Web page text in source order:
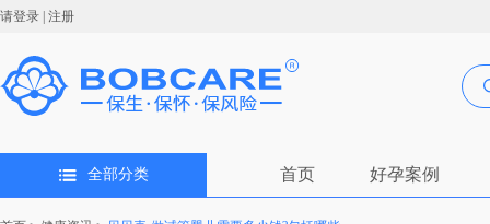
请登录 | 注册
全部分类 首页 好孕案例